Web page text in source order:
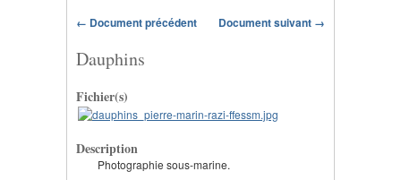
← Document précédent Document suivant →
Dauphins
Fichier(s)
Description
Photographie sous-marine.